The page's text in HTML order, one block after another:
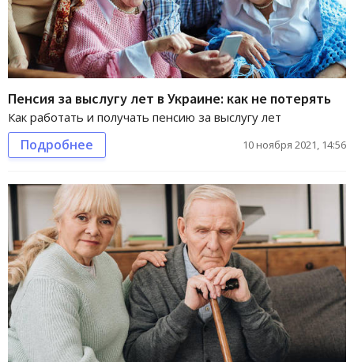
Пенсия за выслугу лет в Украине: как не потерять
Как работать и получать пенсию за выслугу лет
Подробнее 10 ноября 2021, 14:56